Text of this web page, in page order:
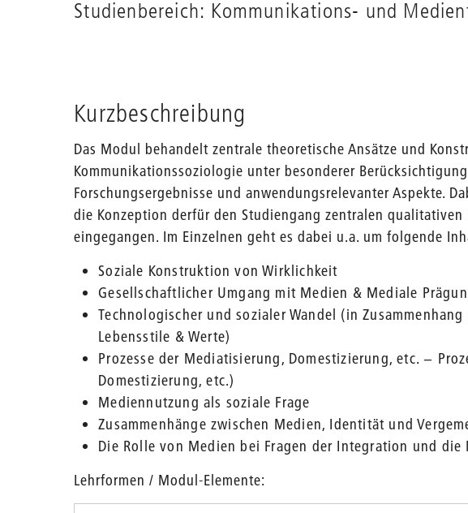
Studienbereich: Kommunikations- und
Kurzbeschreibung
Das Modul behandelt zentrale theoretische Ansätze und
Kommunikationssoziologie unter besonderer
Forschungsergebnisse und anwendungsrelevanter Aspekte.
die Konzeption derfür den Studiengang zentralen qualitativen
eingegangen. Im Einzelnen geht es dabei u.a. um folgende
Soziale Konstruktion von Wirklichkeit
Gesellschaftlicher Umgang mit Medien & Mediale
Technologischer und sozialer Wandel (in
Lebensstile & Werte)
Prozesse der Mediatisierung, Domestizierung, etc. −
Domestizierung, etc.)
Mediennutzung als soziale Frage
Zusammenhänge zwischen Medien, Identität und
Die Rolle von Medien bei Fragen der Integration und
Lehrformen / Modul-Elemente: